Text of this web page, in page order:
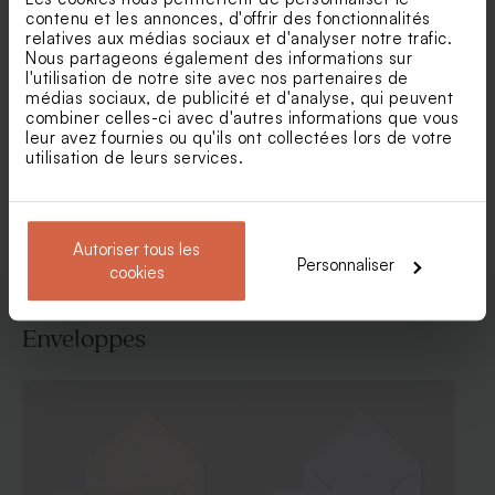
contenu et les annonces, d'offrir des fonctionnalités
relatives aux médias sociaux et d'analyser notre trafic.
Nous partageons également des informations sur
l'utilisation de notre site avec nos partenaires de
médias sociaux, de publicité et d'analyse, qui peuvent
combiner celles-ci avec d'autres informations que vous
leur avez fournies ou qu'ils ont collectées lors de votre
utilisation de leurs services.
Autoriser tous les
cookies
Personnaliser
Faire part naissance marque
page animaux de la forêt
Faire-part naissance douce
forêt
Enveloppes